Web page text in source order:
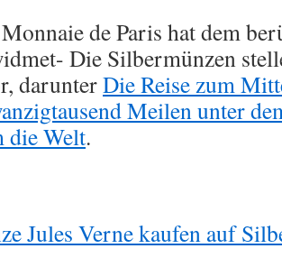
de Paris hat dem
Die Silbermünzen
darunterDie Reise zum
Meilen unter
die Welt.
Jules Verne kaufen auf